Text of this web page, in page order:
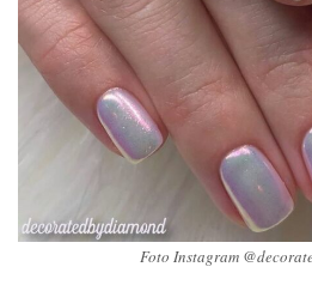
Foto Instagram